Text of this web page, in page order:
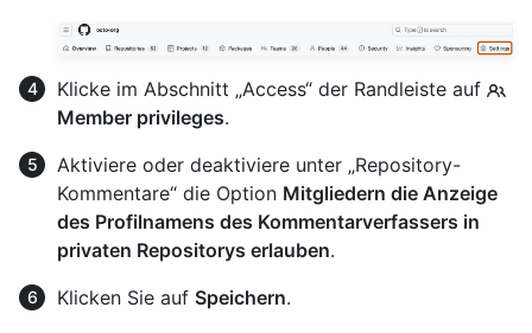
Klicke im Abschnitt „Access“ der Randleiste auf
Member privileges.
Aktiviere oder deaktiviere unter „Repository-
Kommentare“ die Option Mitgliedern die Anzeige
des Profilnamens des Kommentarverfassers in
privaten Repositorys erlauben.
Klicken Sie auf Speichern.